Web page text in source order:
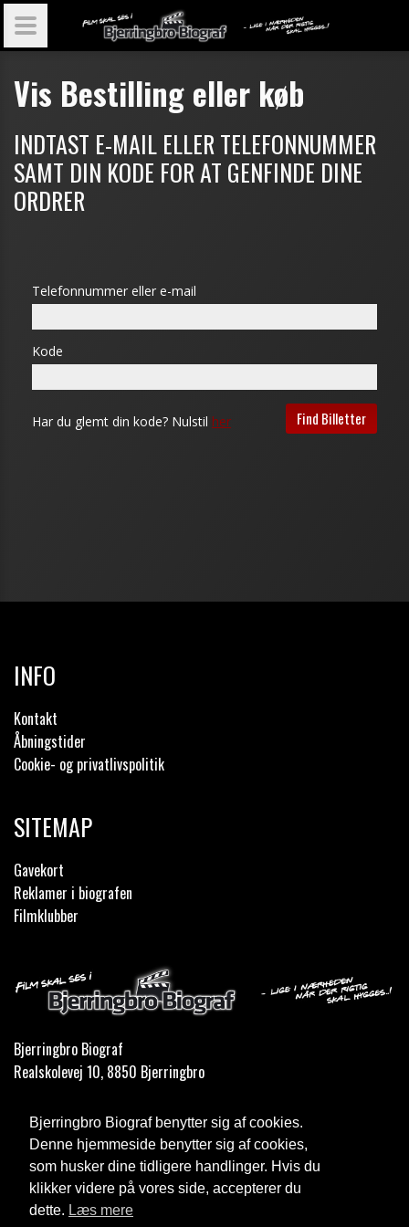
Bjerringbro Biograf benytter sig af cookies.
Denne hjemmeside benytter sig af cookies,
som husker dine tidligere handlinger. Hvis du
klikker videre på vores side, accepterer du
dette. Læs mere
Vis Bestilling eller køb
INDTAST E-MAIL ELLER TELEFONNUMMER
SAMT DIN KODE FOR AT GENFINDE DINE
ORDRER
INFO
Kontakt
Åbningstider
Cookie- og privatlivspolitik
SITEMAP
Gavekort
Reklamer i biografen
Filmklubber
Bjerringbro Biograf
Realskolevej 10, 8850 Bjerringbro
Telefon:35 11 59 59
Email: info@bjerringbrobiograf.dk
Cookie- og privatlivspolitik